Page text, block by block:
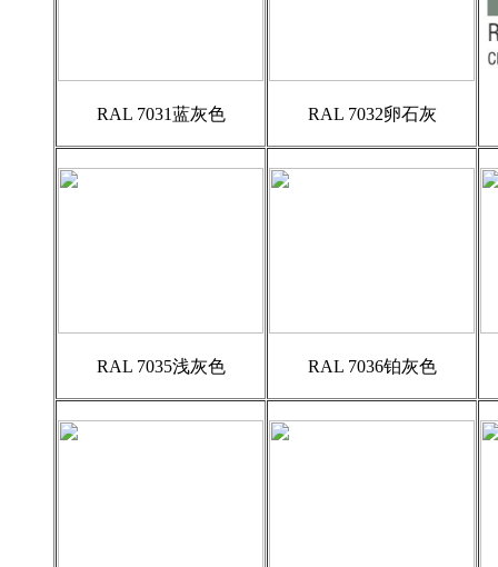
RAL 7031蓝灰色 RAL 7032卵石灰
RAL 7035浅灰色 RAL 7036铂灰色